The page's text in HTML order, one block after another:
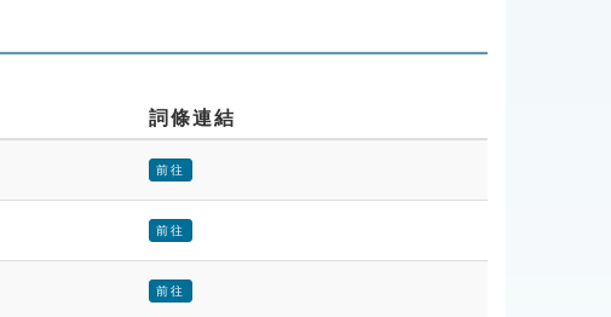
詞條連結
前往
前往
前往